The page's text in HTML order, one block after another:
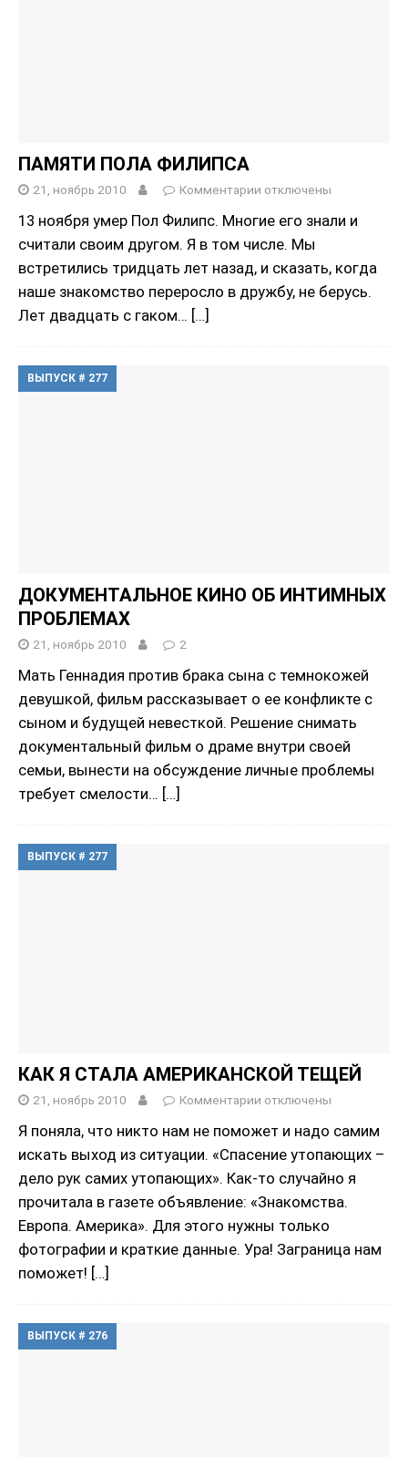
ПАМЯТИ ПОЛА ФИЛИПСА
21, ноябрь 2010 Комментарии отключены
13 ноября умер Пол Филипс. Многие его знали и
считали своим другом. Я в том числе. Мы
встретились тридцать лет назад, и сказать, когда
наше знакомство переросло в дружбу, не берусь.
Лет двадцать с гаком… […]
ВЫПУСК # 277
ДОКУМЕНТАЛЬНОЕ КИНО ОБ ИНТИМНЫХ
ПРОБЛЕМАХ
21, ноябрь 2010 2
Мать Геннадия против брака сына с темнокожей
девушкой, фильм рассказывает о ее конфликте с
сыном и будущей невесткой. Решение снимать
документальный фильм о драме внутри своей
семьи, вынести на обсуждение личные проблемы
требует смелости… […]
ВЫПУСК # 277
КАК Я СТАЛА АМЕРИКАНСКОЙ ТЕЩЕЙ
21, ноябрь 2010 Комментарии отключены
Я поняла, что никто нам не поможет и надо самим
искать выход из ситуации. «Спасение утопающих –
дело рук самих утопающих». Как-то случайно я
прочитала в газете объявление: «Знакомства.
Европа. Америка». Для этого нужны только
фотографии и краткие данные. Ура! Заграница нам
поможет! […]
ВЫПУСК # 276